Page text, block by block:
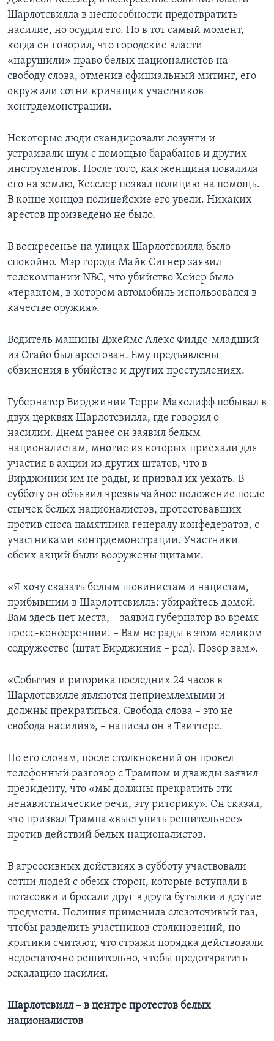
Шарлотсвилла в неспособности предотвратить
насилие, но осудил его. Но в тот самый момент,
когда он говорил, что городские власти
«нарушили» право белых националистов на
свободу слова, отменив официальный митинг, его
окружили сотни кричащих участников
контрдемонстрации.
Некоторые люди скандировали лозунги и
устраивали шум с помощью барабанов и других
инструментов. После того, как женщина повалила
его на землю, Кесслер позвал полицию на помощь.
В конце концов полицейские его увели. Никаких
арестов произведено не было.
В воскресенье на улицах Шарлотсвилла было
спокойно. Мэр города Майк Сигнер заявил
телекомпании NBC, что убийство Хейер было
«терактом, в котором автомобиль использовался в
качестве оружия».
Водитель машины Джеймс Алекс Филдс-младший
из Огайо был арестован. Ему предъявлены
обвинения в убийстве и других преступлениях.
Губернатор Вирджинии Терри Маколифф побывал в
двух церквях Шарлотсвилла, где говорил о
насилии. Днем ранее он заявил белым
националистам, многие из которых приехали для
участия в акции из других штатов, что в
Вирджинии им не рады, и призвал их уехать. В
субботу он объявил чрезвычайное положение после
стычек белых националистов, протестовавших
против сноса памятника генералу конфедератов, с
участниками контрдемонстрации. Участники
обеих акций были вооружены щитами.
«Я хочу сказать белым шовинистам и нацистам,
прибывшим в Шарлоттсвилль: убирайтесь домой.
Вам здесь нет места, – заявил губернатор во время
пресс-конференции. – Вам не рады в этом великом
содружестве (штат Вирджиния – ред). Позор вам».
«События и риторика последних 24 часов в
Шарлотсвилле являются неприемлемыми и
должны прекратиться. Свобода слова – это не
свобода насилия», – написал он в Твиттере.
По его словам, после столкновений он провел
телефонный разговор с Трампом и дважды заявил
президенту, что «мы должны прекратить эти
ненавистнические речи, эту риторику». Он сказал,
что призвал Трампа «выступить решительнее»
против действий белых националистов.
В агрессивных действиях в субботу участвовали
сотни людей с обеих сторон, которые вступали в
потасовки и бросали друг в друга бутылки и другие
предметы. Полиция применила слезоточивый газ,
чтобы разделить участников столкновений, но
критики считают, что стражи порядка действовали
недостаточно решительно, чтобы предотвратить
эскалацию насилия.
Шарлотсвилл – в центре протестов белых
националистов